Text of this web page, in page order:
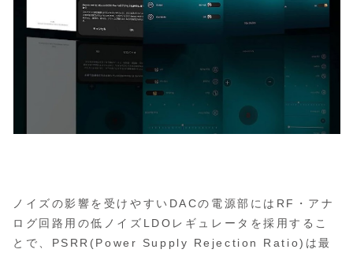
ノイズの影響を受けやすいDACの電源部にはRF・アナ
ログ回路用の低ノイズLDOレギュレータを採用するこ
とで、PSRR(Power Supply Rejection Ratio)は最